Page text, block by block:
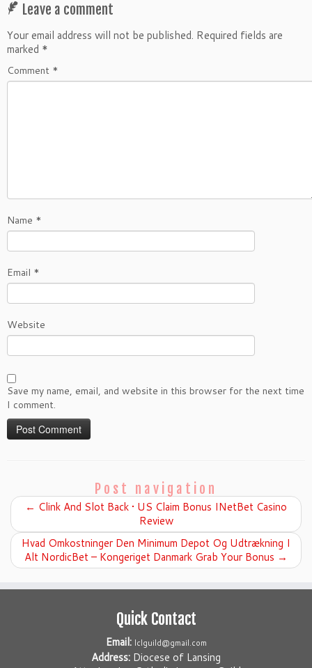
Leave a comment
Your email address will not be published. Required fields are
marked *
Comment *
Name *
Email *
Website
Save my name, email, and website in this browser for the next time
I comment.
Post navigation
← Clink And Slot Back • US Claim Bonus INetBet Casino
Review
Hvad Omkostninger Den Minimum Depot Og Udtrækning I
Alt NordicBet – Kongeriget Danmark Grab Your Bonus →
Quick Contact
Email: lclguild@gmail.com
Address: Diocese of Lansing